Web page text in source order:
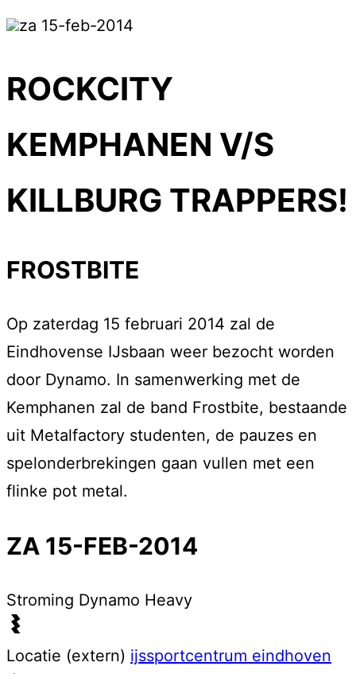
za 15-feb-2014
ROCKCITY
KEMPHANEN V/S
KILLBURG TRAPPERS!
FROSTBITE
Op zaterdag 15 februari 2014 zal de
Eindhovense IJsbaan weer bezocht worden
door Dynamo. In samenwerking met de
Kemphanen zal de band Frostbite, bestaande
uit Metalfactory studenten, de pauzes en
spelonderbrekingen gaan vullen met een
flinke pot metal.
ZA 15-FEB-2014
Stroming Dynamo Heavy
Locatie (extern) ijssportcentrum eindhoven